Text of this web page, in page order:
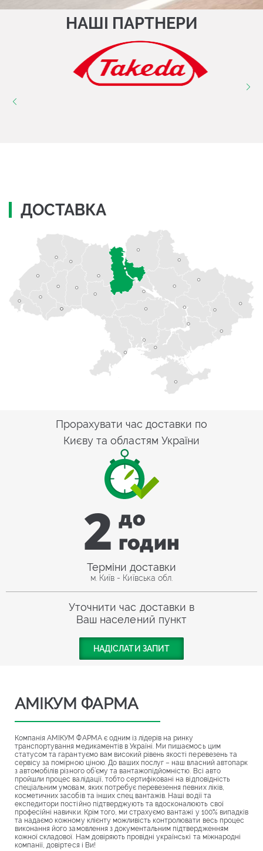
НАШІ ПАРТНЕРИ
ДОСТАВКА
Прорахувати час доставки по
Києву та областям України
2 до
годин
Терміни доставки
м. Київ - Київська обл.
Уточнити час доставки в
Ваш населений пункт
НАДІСЛАТИ ЗАПИТ
АМІКУМ ФАРМА
Компанія АМІКУМ ФАРМА є одним із лідерів на ринку
транспортування медикаментів в Україні. Ми пишаємось цим
статусом та гарантуємо вам високий рівень якості перевезень та
сервісу за помірною ціною. До ваших послуг – наш власний автопарк
з автомобілів різного об’єму та вантажопідйомністю. Всі авто
пройшли процес валідації, тобто сертифіковані на відповідність
спеціальним умовам, яких потребує перевезення певних ліків,
косметичних засобів та інших спец вантажів. Наші водії та
експедитори постійно підтверджують та вдосконалюють свої
професійні навички. Крім того, ми страхуємо вантажі у 100% випадків
та надаємо кожному клієнту можливість контролювати весь процес
виконання його замовлення з документальним підтвердженням
кожної складової. Нам довіряють провідні українські та міжнародні
компанії, довіртеся і Ви!